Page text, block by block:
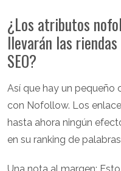
¿Los atributos
llevarán las
SEO?
Así que hay un pequeño
con Nofollow. Los
hasta ahora ningún
en su ranking de